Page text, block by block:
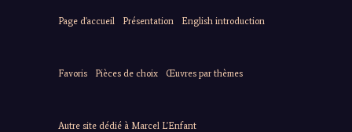
Page d'accueil Présentation English introduction
Favoris Pièces de choix Œuvres par thèmes
Autre site dédié à Marcel L'Enfant